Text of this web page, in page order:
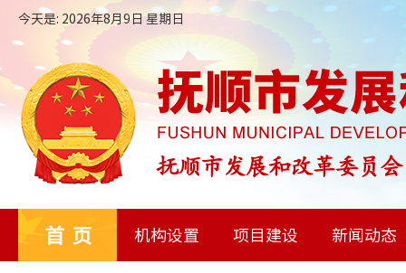
今天是: 2026年8月9日 星期日
首页 机构设置 项目建设 新闻动态